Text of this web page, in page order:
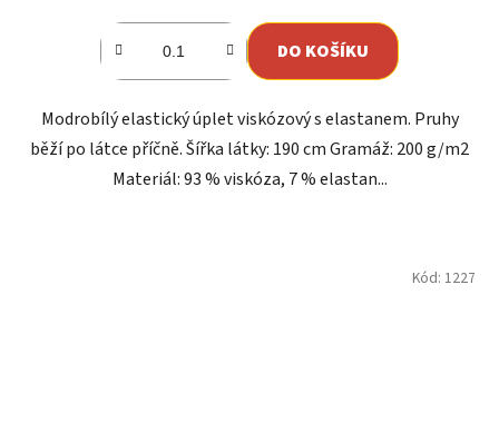
DO KOŠÍKU
Modrobílý elastický úplet viskózový s elastanem. Pruhy
běží po látce příčně. Šířka látky: 190 cm Gramáž: 200 g/m2
Materiál: 93 % viskóza, 7 % elastan...
Kód: 1227